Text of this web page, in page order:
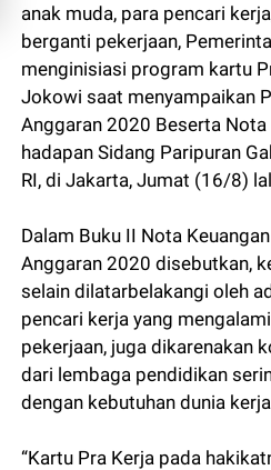
anak muda, para pencari
berganti pekerjaan,
menginisiasi program kartu
Jokowi saat menyampaikan
Anggaran 2020 Beserta Nota
hadapan Sidang Paripuran
RI, di Jakarta, Jumat (16/8)
Dalam Buku II Nota
Anggaran 2020 disebutkan,
selain dilatarbelakangi oleh
pencari kerja yang
pekerjaan, juga dikarenakan
dari lembaga pendidikan
dengan kebutuhan dunia
“Kartu Pra Kerja pada